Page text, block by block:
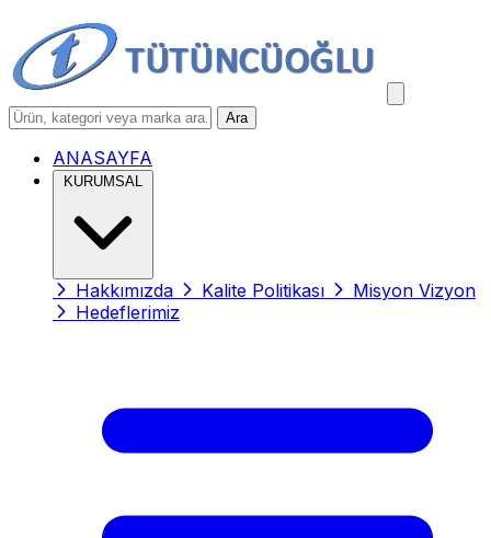
Ara
ANASAYFA
KURUMSAL
Hakkımızda Kalite Politikası
Misyon Vizyon
Hedeflerimiz